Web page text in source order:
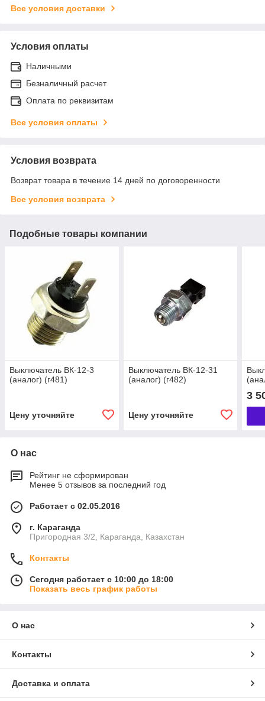
Все условия доставки
Условия оплаты
Наличными
Безналичный расчет
Оплата по реквизитам
Все условия оплаты
Условия возврата
Возврат товара в течение 14 дней по договоренности
Все условия возврата
Подобные товары компании
Выключатель ВК-12-3
(аналог) (г481)
Цену уточняйте
Выключатель ВК-12-31
(аналог) (г482)
Цену уточняйте
3
О нас
Рейтинг не сформирован
Менее 5 отзывов за последний год
Работает с 02.05.2016
г. Караганда
Пригородная 3/2, Караганда, Казахстан
Контакты
Сегодня работает с 10:00 до 18:00
Показать весь график работы
О нас
Контакты
Доставка и оплата